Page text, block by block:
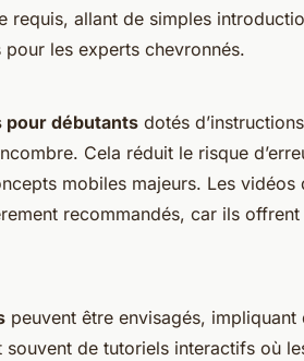
requis, allant de simples
les experts chevronnés.
pour débutants dotés
Cela réduit le risque
mobiles majeurs. Les vidéos
recommandés, car ils
peuvent être envisagés, impliquant
de tutoriels interactifs où